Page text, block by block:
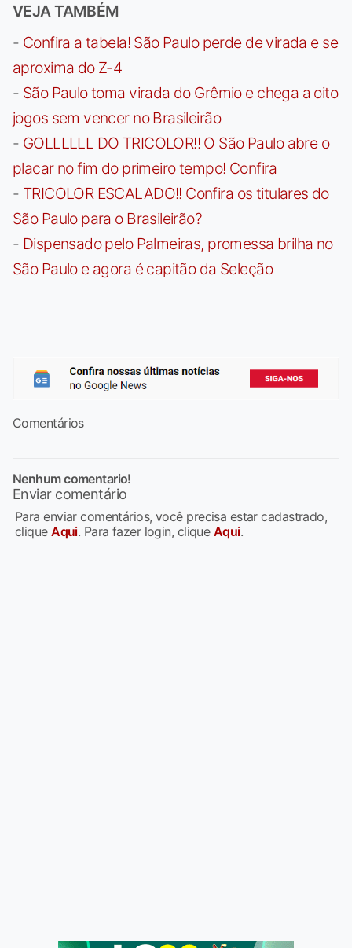
VEJA TAMBÉM
- Confira a tabela! São Paulo perde de virada e se
aproxima do Z-4
- São Paulo toma virada do Grêmio e chega a oito
jogos sem vencer no Brasileirão
- GOLLLLLL DO TRICOLOR!! O São Paulo abre o
placar no fim do primeiro tempo! Confira
- TRICOLOR ESCALADO!! Confira os titulares do
São Paulo para o Brasileirão?
- Dispensado pelo Palmeiras, promessa brilha no
São Paulo e agora é capitão da Seleção
Comentários
Nenhum comentario!
Enviar comentário
Para enviar comentários, você precisa estar cadastrado,
cliqueAqui. Para fazer login, clique Aqui.